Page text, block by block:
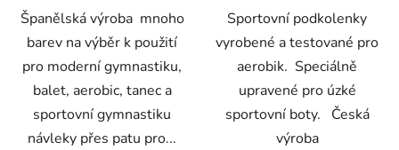
Španělská výroba mnoho
barev na výběr k použití
pro moderní gymnastiku,
balet, aerobic, tanec a
sportovní gymnastiku
návleky přes patu pro...
Sportovní podkolenky
vyrobené a testované pro
aerobik. Speciálně
upravené pro úzké
sportovní boty. Česká
výroba